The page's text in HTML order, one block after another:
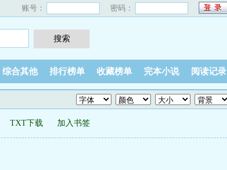
账号： 密码：
综合其他 排行榜单 收藏榜单 完本小说 阅读记录
TXT下载 加入书签